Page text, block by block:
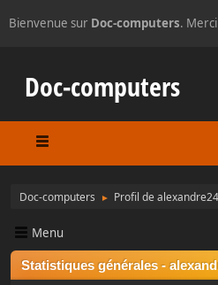
Bienvenue sur Doc-computers.
Doc-computers
Doc-computers ► Profil de alexandre24
Menu
Statistiques générales -